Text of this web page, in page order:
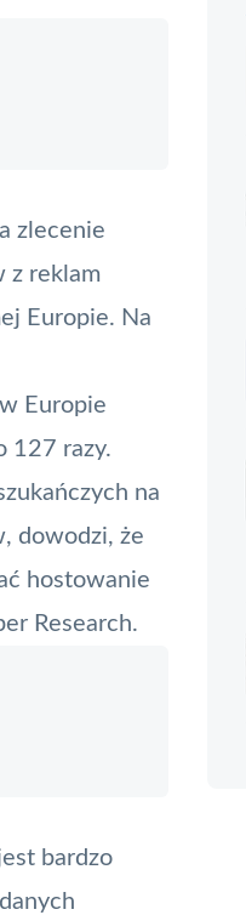
zlecenie
z reklam
Europie. Na
Europie
127 razy.
na
dowodzi, że
hostowanie
Research.
bardzo